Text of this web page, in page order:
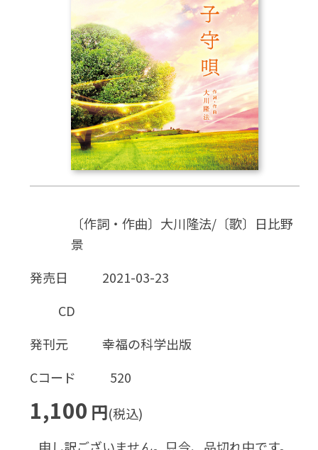
雑誌
CD
DVD・ブルーレイ
雑貨
〔作詞・作曲〕大川隆法/〔歌〕日比野
景
発売日
2021-03-23
CD
発刊元
幸福の科学出版
Cコード
520
1,100 円(税込)
申し訳ございません。只今、品切れ中です。